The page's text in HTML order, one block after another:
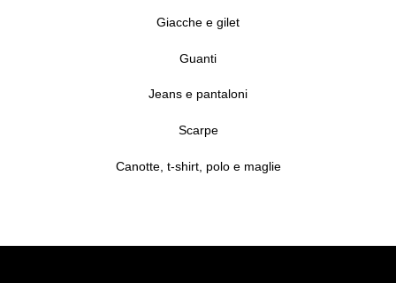
Giacche e gilet
Guanti
Jeans e pantaloni
Scarpe
Canotte, t-shirt, polo e maglie